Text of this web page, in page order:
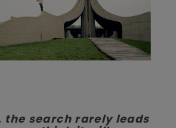
the search rarely leads